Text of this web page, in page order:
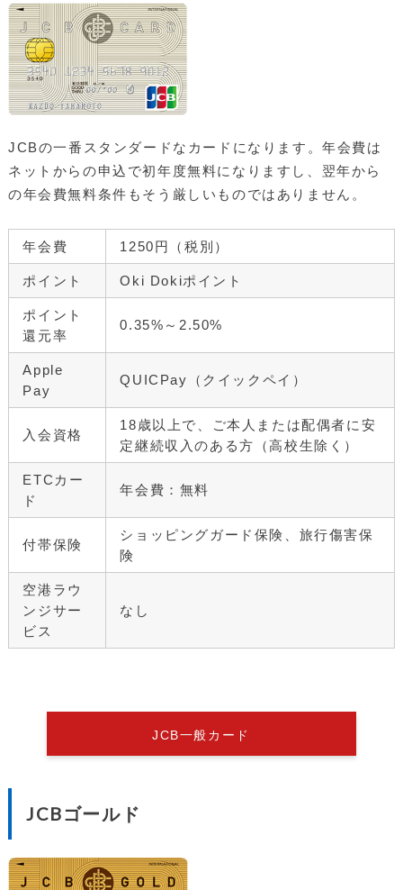
JCBの一番スタンダードなカードになります。年会費は
ネットからの申込で初年度無料になりますし、翌年から
の年会費無料条件もそう厳しいものではありません。
年会費 1250円（税別）
ポイント Oki Dokiポイント
ポイント
還元率
0.35%～2.50%
Apple
Pay
QUICPay（クイックペイ）
入会資格
18歳以上で、ご本人または配偶者に安
定継続収入のある方（高校生除く）
ETCカー
ド
年会費：無料
付帯保険
ショッピングガード保険、旅行傷害保
険
空港ラウ
ンジサー
ビス
なし
JCB一般カード
JCBゴールド